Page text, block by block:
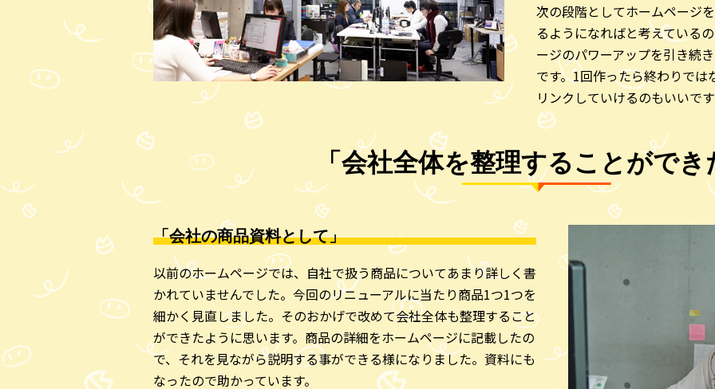
次の段階としてホームページ
るようになればと考えている
ージのパワーアップを引き続
です。1回作ったら終わりで
リンクしていけるのもいいで
「会社全体を整理することができ
「会社の商品資料として」
以前のホームページでは、自社で扱う商品についてあまり詳しく書
かれていませんでした。今回のリニューアルに当たり商品1つ1つを
細かく見直しました。そのおかげで改めて会社全体も整理すること
ができたように思います。商品の詳細をホームページに記載したの
で、それを見ながら説明する事ができる様になりました。資料にも
なったので助かっています。